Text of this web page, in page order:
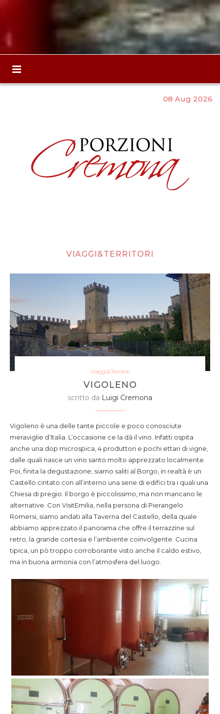
08 Aug 2026
VIAGGI&TERRITORI
Viaggi&Territori
VIGOLENO
scritto da Luigi Cremona
Vigoleno è una delle tante piccole e poco conosciute
meraviglie d’Italia. L’occasione ce la dà il vino. Infatti ospita
anche una dop microspica, 4 produttori e pochi ettari di vigne,
dalle quali nasce un vino santo molto apprezzato localmente.
Poi, finita la degustazione, siamo saliti al Borgo, in realtà è un
Castello cintato con all’interno una serie di edifici tra i quali una
Chiesa di pregio. Il borgo è piccolissimo, ma non mancano le
alternative. Con VisitEmilia, nella persona di Pierangelo
Romersi, siamo andati alla Taverna del Castello, della quale
abbiamo apprezzato il panorama che offre il terrazzine sul
retro, la grande cortesia e l’ambiente coinvolgente. Cucina
tipica, un pò troppo corroborante visto anche il caldo estivo,
ma in buona armonia con l’atmosfera del luogo.